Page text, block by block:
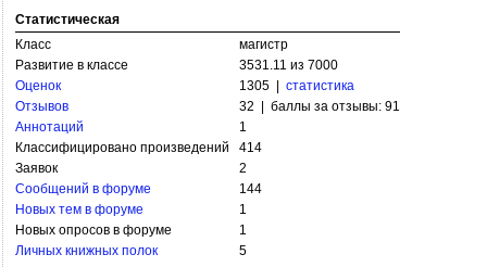
Статистическая
Класс
магистр
Развитие в классе
3531.11 из 7000
Оценок
1305 | статистика
Отзывов
32 | баллы за отзывы: 91
Аннотаций
1
Классифицировано произведений
414
Заявок
2
Сообщений в форуме
144
Новых тем в форуме
1
Новых опросов в форуме
1
Личных книжных полок
5